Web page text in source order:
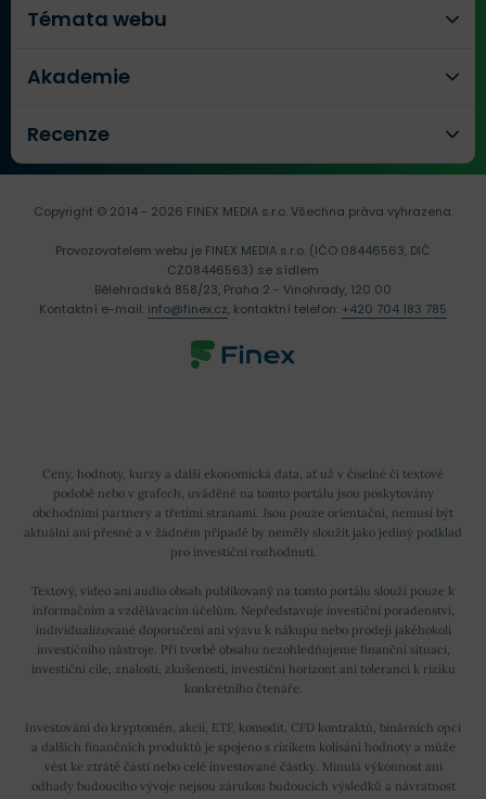
Témata webu
Akademie
Recenze
Ceny, hodnoty, kurzy a další ekonomická data, ať už v číselné či textové
podobě nebo v grafech, uváděné na tomto portálu jsou poskytovány
obchodními partnery a třetími stranami. Jsou pouze orientační, nemusí být
aktuální ani přesné a v žádném případě by neměly sloužit jako jediný podklad
pro investiční rozhodnutí.
Textový, video ani audio obsah publikovaný na tomto portálu slouží pouze k
informačním a vzdělávacím účelům. Nepředstavuje investiční poradenství,
individualizované doporučení ani výzvu k nákupu nebo prodeji jakéhokoli
investičního nástroje. Při tvorbě obsahu nezohledňujeme finanční situaci,
investiční cíle, znalosti, zkušenosti, investiční horizont ani toleranci k riziku
konkrétního čtenáře.
Investování do kryptoměn, akcií, ETF, komodit, CFD kontraktů, binárních opcí
a dalších finančních produktů je spojeno s rizikem kolísání hodnoty a může
vést ke ztrátě části nebo celé investované částky. Minulá výkonnost ani
odhady budoucího vývoje nejsou zárukou budoucích výsledků a návratnost
Copyright © 2014 - 2026 FINEX MEDIA s.r.o.Všechna práva vyhrazena.
Provozovatelem webu je FINEX MEDIA s.r.o. (IČO 08446563, DIČ
CZ08446563) se sídlem
Bělehradská 858/23, Praha 2 - Vinohrady, 120 00
Kontaktní e-mail: info@finex.cz, kontaktní telefon: +420 704 183 785